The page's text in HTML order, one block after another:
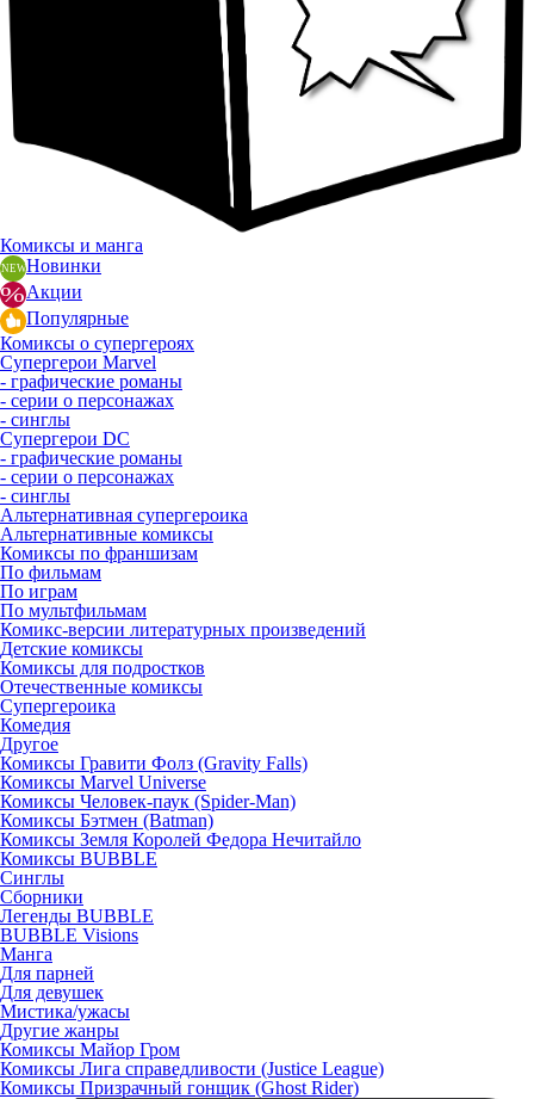
Комиксы и манга
Новинки
Акции
Популярные
Комиксы о супергероях
Супергерои Marvel
- графические романы
- серии о персонажах
- синглы
Супергерои DC
- графические романы
- серии о персонажах
- синглы
Альтернативная супергероика
Альтернативные комиксы
Комиксы по франшизам
По фильмам
По играм
По мультфильмам
Комикс-версии литературных произведений
Детские комиксы
Комиксы для подростков
Отечественные комиксы
Супергероика
Комедия
Другое
Комиксы Гравити Фолз (Gravity Falls)
Комиксы Marvel Universe
Комиксы Человек-паук (Spider-Man)
Комиксы Бэтмен (Batman)
Комиксы Земля Королей Федора Нечитайло
Комиксы BUBBLE
Синглы
Сборники
Легенды BUBBLE
BUBBLE Visions
Манга
Для парней
Для девушек
Мистика/ужасы
Другие жанры
Комиксы Майор Гром
Комиксы Лига справедливости (Justice League)
Комиксы Призрачный гонщик (Ghost Rider)